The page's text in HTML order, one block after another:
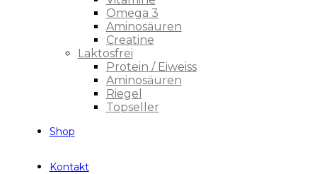
Omega 3
Aminosäuren
Creatine
Laktosfrei
Protein / Eiweiss
Aminosäuren
Riegel
Topseller
Shop
Kontakt